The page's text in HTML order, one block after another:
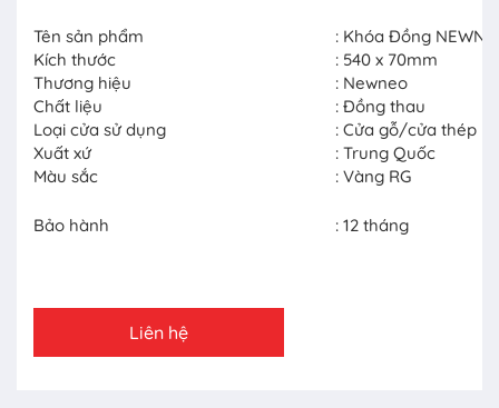
Tên sản phẩm
: Khóa Đồng
Kích thước
: 540 x 70mm
Thương hiệu
: Newneo
Chất liệu
: Đồng thau
Loại cửa sử dụng
: Cửa gỗ/cửa thép
Xuất xứ
: Trung Quốc
Màu sắc
: Vàng RG
Bảo hành : 12 tháng
Liên hệ